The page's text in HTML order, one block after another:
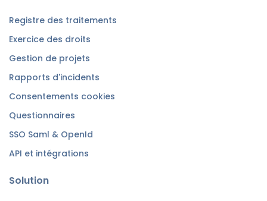
Registre des traitements
Exercice des droits
Gestion de projets
Rapports d'incidents
Consentements cookies
Questionnaires
SSO Saml & OpenId
API et intégrations
Solution